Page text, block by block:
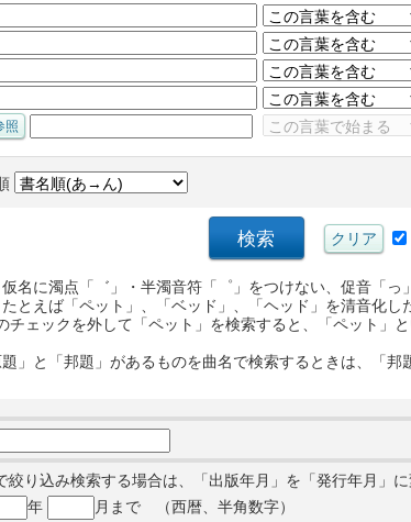
名に濁点「゛」・半濁音符「゜」をつけない、促音「っ
たとえば「ペット」、「ベッド」、「ヘッド」を清音化し
チェックを外して「ペット」を検索すると、「ペット」
」と「邦題」があるものを曲名で検索するときは、「邦
り込み検索する場合は、「出版年月」を「発行年月」に
年 月まで （西暦、半角数字）